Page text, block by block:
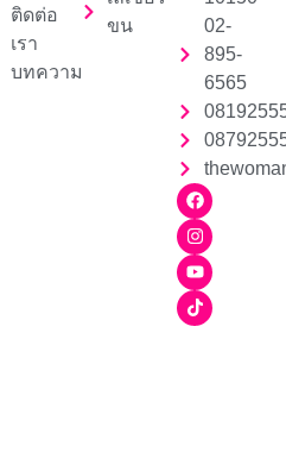
ติดต่อ
เรา
บทความ
ขน
02-
895-
6565